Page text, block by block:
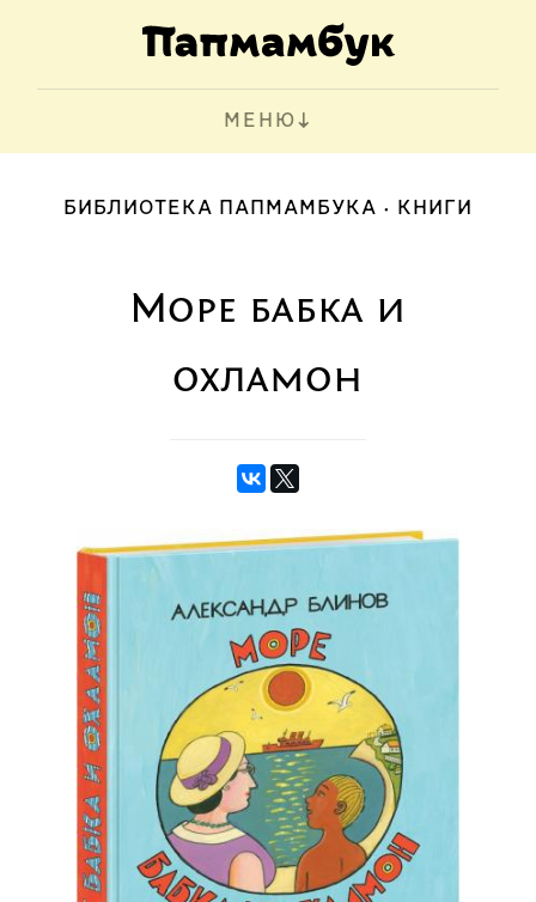
МЕНЮ
БИБЛИОТЕКА ПАПМАМБУКА КНИГИ
Море бабка и
охламон